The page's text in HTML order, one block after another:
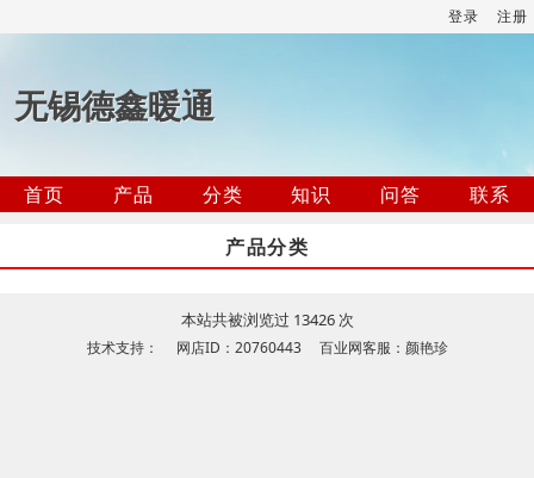
登录 注册
无锡德鑫暖通
首页 产品 分类 知识 问答
联系
产品分类
本站共被浏览过 13426 次
技术支持： 网店ID：20760443 百业网客服：颜艳珍